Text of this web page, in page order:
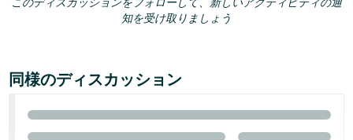
知を受け取りましょう
同様のディスカッション